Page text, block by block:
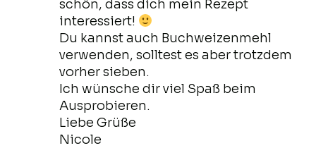
schön, dass dich mein Rezept
interessiert!
Du kannst auch Buchweizenmehl
verwenden, solltest es aber trotzdem
vorher sieben.
Ich wünsche dir viel Spaß beim
Ausprobieren.
Liebe Grüße
Nicole